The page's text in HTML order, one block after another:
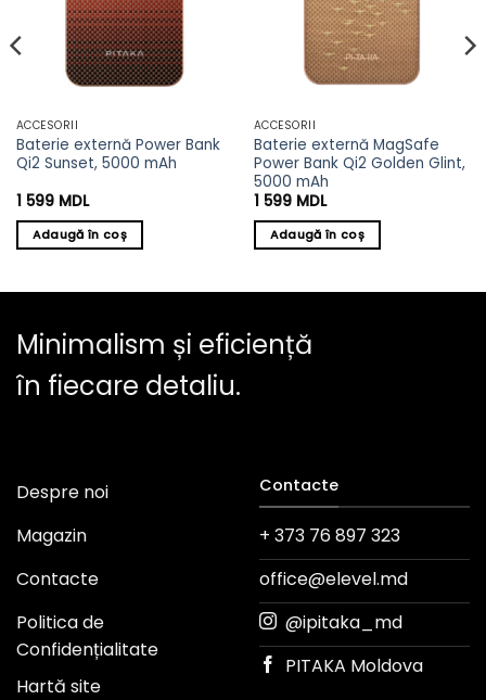
ACCESORII
Baterie externă Power Bank
Qi2 Sunset, 5000 mAh
1 599 MDL
Adaugă în coș
ACCESORII
Baterie externă MagSafe
Power Bank Qi2 Golden Glint,
5000 mAh
1 599 MDL
Adaugă în coș
Minimalism și eficiență
în fiecare detaliu.
Despre noi
Magazin
Contacte
Politica de
Confidențialitate
Hartă site
Contacte
+ 373 76 897 323
office@elevel.md
@ipitaka_md
PITAKA Moldova